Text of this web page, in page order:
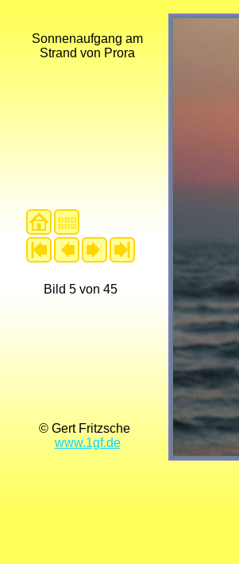
Sonnenaufgang am
Strand von Prora
Bild 5 von 45
© Gert Fritzsche
www.1gf.de